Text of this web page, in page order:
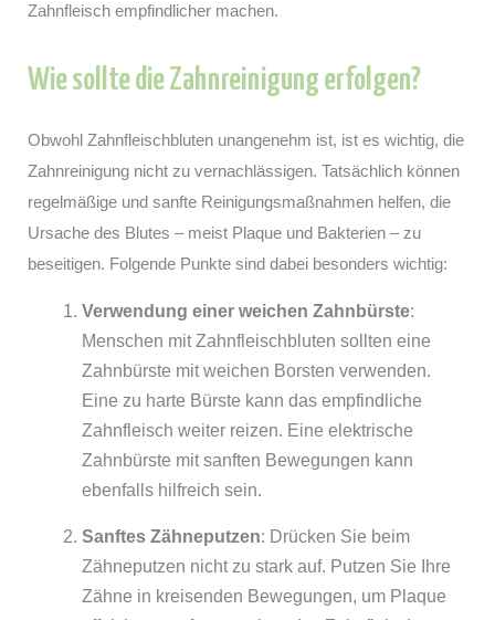
Zahnfleisch empfindlicher machen.
Wie sollte die Zahnreinigung erfolgen?
Obwohl Zahnfleischbluten unangenehm ist, ist es wichtig, die
Zahnreinigung nicht zu vernachlässigen. Tatsächlich können
regelmäßige und sanfte Reinigungsmaßnahmen helfen, die
Ursache des Blutes – meist Plaque und Bakterien – zu
beseitigen. Folgende Punkte sind dabei besonders wichtig:
Verwendung einer weichen Zahnbürste:
Menschen mit Zahnfleischbluten sollten eine
Zahnbürste mit weichen Borsten verwenden.
Eine zu harte Bürste kann das empfindliche
Zahnfleisch weiter reizen. Eine elektrische
Zahnbürste mit sanften Bewegungen kann
ebenfalls hilfreich sein.
Sanftes Zähneputzen: Drücken Sie beim
Zähneputzen nicht zu stark auf. Putzen Sie Ihre
Zähne in kreisenden Bewegungen, um Plaque